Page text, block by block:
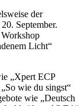
der
September.
Licht“
„Xpert ECP
wie du singst“
wie „Deutsch